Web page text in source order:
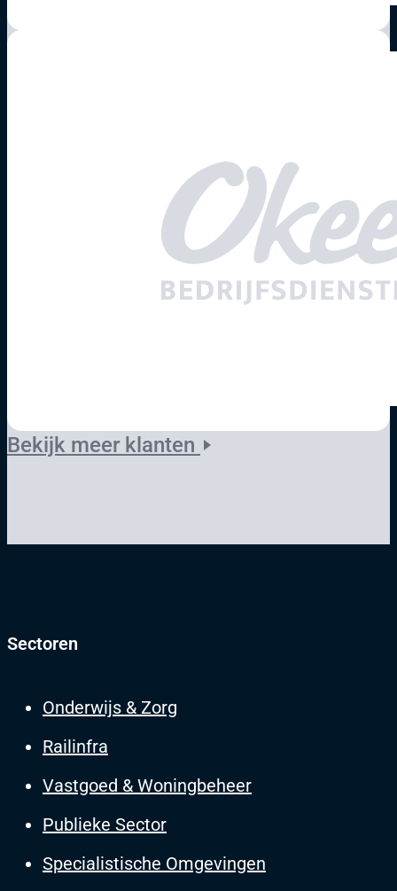
Bekijk meer klanten
Sectoren
Onderwijs & Zorg
Railinfra
Vastgoed & Woningbeheer
Publieke Sector
Specialistische Omgevingen